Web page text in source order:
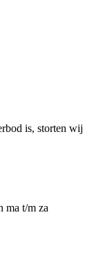
is, storten wij
ma t/m za